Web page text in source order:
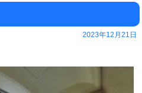
2023年12月21日